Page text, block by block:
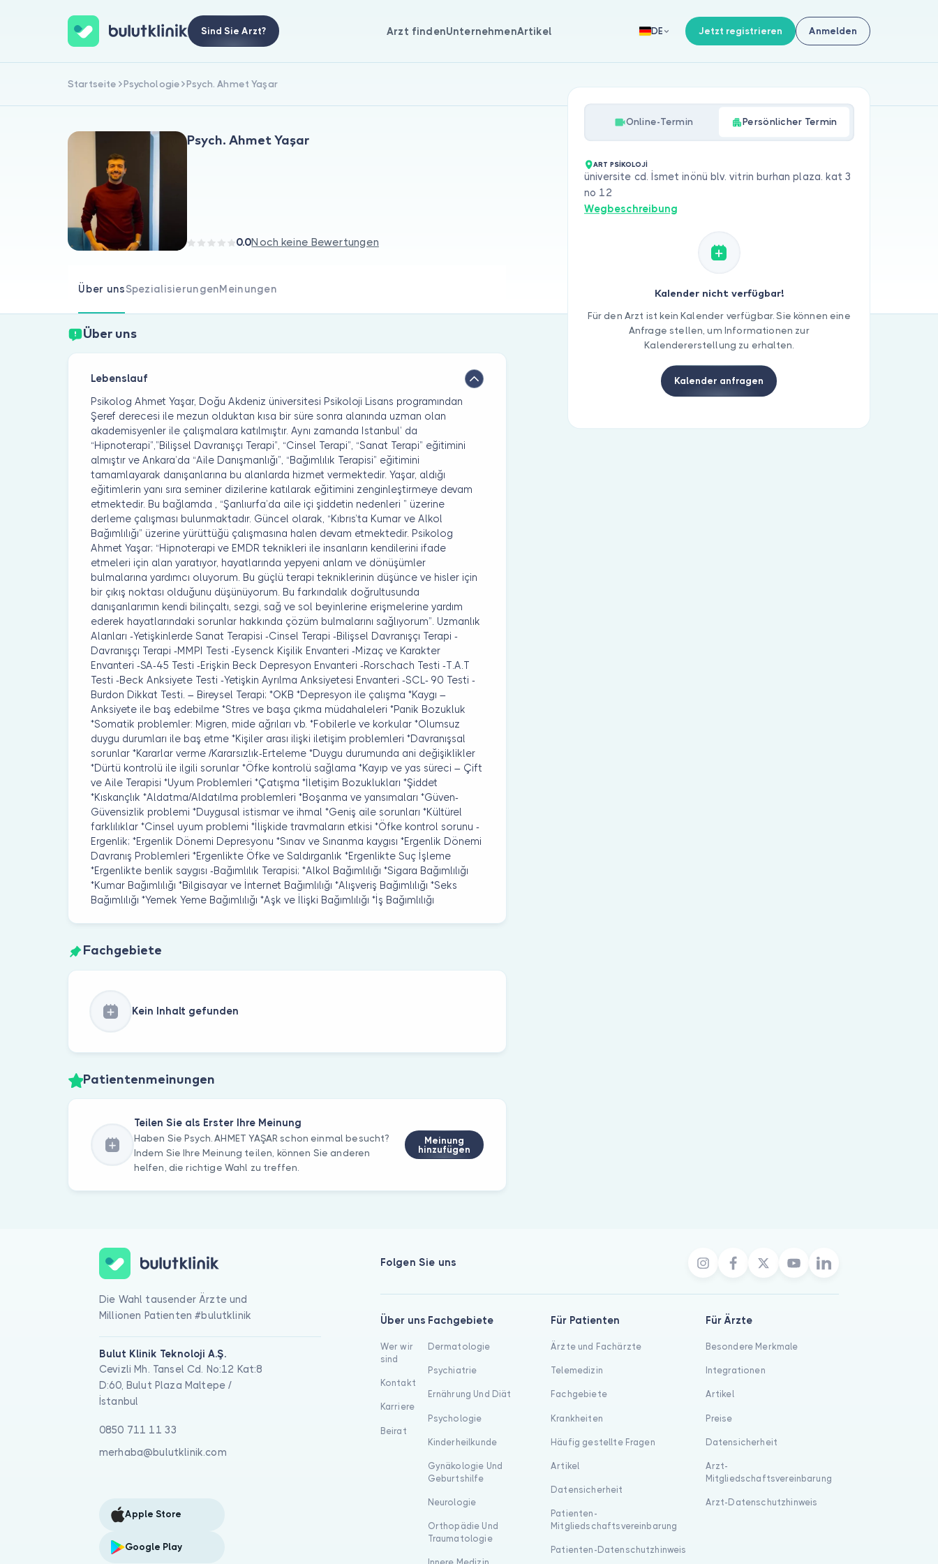
Sind Sie Arzt? Arzt findenUnternehmenArtikel DE Jetzt registrieren Anmelden
Startseite Psychologie Psych. Ahmet Yaşar
Psych. Ahmet Yaşar
0.0Noch keine Bewertungen
Über unsSpezialisierungenMeinungen
Über uns
Lebenslauf
Psikolog Ahmet Yaşar, Doğu Akdeniz üniversitesi Psikoloji Lisans programından
Şeref derecesi ile mezun olduktan kısa bir süre sonra alanında uzman olan
akademisyenler ile çalışmalara katılmıştır. Aynı zamanda Istanbul’ da
“Hipnoterapi”,”Bilişsel Davranışçı Terapi”, “Cinsel Terapi”, “Sanat Terapi” eğitimini
almıştır ve Ankara’da “Aile Danışmanlığı”, “Bağımlılık Terapisi” eğitimini
tamamlayarak danışanlarına bu alanlarda hizmet vermektedir. Yaşar, aldığı
eğitimlerin yanı sıra seminer dizilerine katılarak eğitimini zenginleştirmeye devam
etmektedir. Bu bağlamda , “Şanlıurfa’da aile içi şiddetin nedenleri ” üzerine
derleme çalışması bulunmaktadır. Güncel olarak, “Kıbrıs’ta Kumar ve Alkol
Bağımlılığı” üzerine yürüttüğü çalışmasına halen devam etmektedir. Psikolog
Ahmet Yaşar; “Hipnoterapi ve EMDR teknikleri ile insanların kendilerini ifade
etmeleri için alan yaratıyor, hayatlarında yepyeni anlam ve dönüşümler
bulmalarına yardımcı oluyorum. Bu güçlü terapi tekniklerinin düşünce ve hisler için
bir çıkış noktası olduğunu düşünüyorum. Bu farkındalık doğrultusunda
danışanlarımın kendi bilinçaltı, sezgi, sağ ve sol beyinlerine erişmelerine yardım
ederek hayatlarındaki sorunlar hakkında çözüm bulmalarını sağlıyorum”. Uzmanlık
Alanları -Yetişkinlerde Sanat Terapisi -Cinsel Terapi -Bilişsel Davranışçı Terapi -
Davranışçı Terapi -MMPI Testi -Eysenck Kişilik Envanteri -Mizaç ve Karakter
Envanteri -SA-45 Testi -Erişkin Beck Depresyon Envanteri -Rorschach Testi -T.A.T
Testi -Beck Anksiyete Testi -Yetişkin Ayrılma Anksiyetesi Envanteri -SCL- 90 Testi -
Burdon Dikkat Testi. – Bireysel Terapi; *OKB *Depresyon ile çalışma *Kaygı –
Anksiyete ile baş edebilme *Stres ve başa çıkma müdahaleleri *Panik Bozukluk
*Somatik problemler: Migren, mide ağrıları vb. *Fobilerle ve korkular *Olumsuz
duygu durumları ile baş etme *Kişiler arası ilişki iletişim problemleri *Davranışsal
sorunlar *Kararlar verme /Kararsızlık-Erteleme *Duygu durumunda ani değişiklikler
*Dürtü kontrolü ile ilgili sorunlar *Öfke kontrolü sağlama *Kayıp ve yas süreci – Çift
ve Aile Terapisi *Uyum Problemleri *Çatışma *İletişim Bozuklukları *Şiddet
*Kıskançlık *Aldatma/Aldatılma problemleri *Boşanma ve yansımaları *Güven-
Güvensizlik problemi *Duygusal istismar ve ihmal *Geniş aile sorunları *Kültürel
farklılıklar *Cinsel uyum problemi *İlişkide travmaların etkisi *Öfke kontrol sorunu -
Ergenlik; *Ergenlik Dönemi Depresyonu *Sınav ve Sınanma kaygısı *Ergenlik Dönemi
Davranış Problemleri *Ergenlikte Öfke ve Saldırganlık *Ergenlikte Suç İşleme
*Ergenlikte benlik saygısı -Bağımlılık Terapisi; *Alkol Bağımlılığı *Sigara Bağımlılığı
*Kumar Bağımlılığı *Bilgisayar ve İnternet Bağımlılığı *Alışveriş Bağımlılığı *Seks
Bağımlılığı *Yemek Yeme Bağımlılığı *Aşk ve İlişki Bağımlılığı *İş Bağımlılığı
Fachgebiete
Kein Inhalt gefunden
Patientenmeinungen
Teilen Sie als Erster Ihre Meinung
Haben Sie Psych. AHMET YAŞAR schon einmal besucht?
Indem Sie Ihre Meinung teilen, können Sie anderen
helfen, die richtige Wahl zu treffen.
Meinung
hinzufügen
Online-Termin Persönlicher Termin
ART PSİKOLOJİ
üniversite cd. İsmet inönü blv. vitrin burhan plaza. kat 3
no 12
Wegbeschreibung
Kalender nicht verfügbar!
Für den Arzt ist kein Kalender verfügbar. Sie können eine
Anfrage stellen, um Informationen zur
Kalendererstellung zu erhalten.
Kalender anfragen
Die Wahl tausender Ärzte und
Millionen Patienten #bulutklinik
Bulut Klinik Teknoloji A.Ş.
Cevizli Mh. Tansel Cd. No:12 Kat:8
D:60, Bulut Plaza Maltepe /
İstanbul
0850 711 11 33
merhaba@bulutklinik.com
Apple Store
Google Play
Folgen Sie uns
Über uns
Wer wir
sind
Kontakt
Karriere
Beirat
Fachgebiete
Dermatologie
Psychiatrie
Ernährung Und Diät
Psychologie
Kinderheilkunde
Gynäkologie Und
Geburtshilfe
Neurologie
Orthopädie Und
Traumatologie
Für Patienten
Ärzte und Fachärzte
Telemedizin
Fachgebiete
Krankheiten
Häufig gestellte Fragen
Artikel
Datensicherheit
Patienten-
Mitgliedschaftsvereinbarung
Patienten-Datenschutzhinweis
Für Ärzte
Besondere Merkmale
Integrationen
Artikel
Preise
Datensicherheit
Arzt-
Mitgliedschaftsvereinbarung
Arzt-Datenschutzhinweis